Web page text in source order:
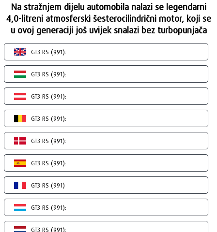
Na stražnjem dijelu automobila nalazi se legendarni
4,0-litreni atmosferski šesterocilindrični motor, koji se
u ovoj generaciji još uvijek snalazi bez turbopunjača
GT3 RS (991):
GT3 RS (991):
GT3 RS (991):
GT3 RS (991):
GT3 RS (991):
GT3 RS (991):
GT3 RS (991)
GT3 RS (991):
GT3 RS (991):